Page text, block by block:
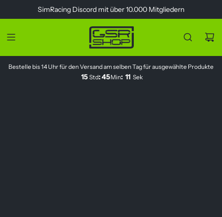
SimRacing Discord mit über 10.000 Mitgliedern
Bestelle bis 14 Uhr für den Versand am selben Tag für ausgewählte Produkte
15 Std:45Min: 11 Sek